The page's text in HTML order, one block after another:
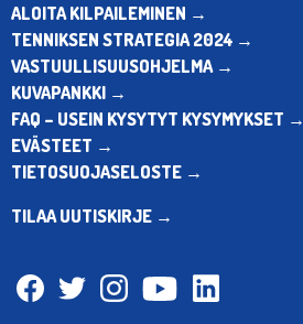
ALOITA KILPAILEMINEN →
TENNIKSEN STRATEGIA 2024 →
VASTUULLISUUSOHJELMA →
KUVAPANKKI →
FAQ – USEIN KYSYTYT KYSYMYKSET →
EVÄSTEET →
TIETOSUOJASELOSTE →
TILAA UUTISKIRJE →